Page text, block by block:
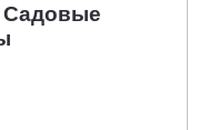
Садовые